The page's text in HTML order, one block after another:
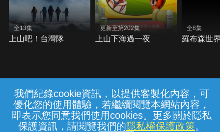
我們紀錄cookie資訊，以提供客製化內容，可
優化您的使用體驗，若繼續閱覽本網站內容，
即表示您同意我們使用cookies。更多關於隱私
保護資訊，請閱覽我們的隱私權保護政策。
全13集
上山吧！台灣隊
更新至第202集
上山下海過一夜
全8集
羅布森世
常見問題 線上客服 服務條款 隱私權保護
{{notifyMsg}}